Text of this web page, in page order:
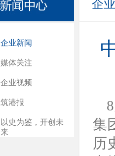
企业新闻
媒体关注
企业视频
筑港报
以史为鉴，开创未
来
企
集
历